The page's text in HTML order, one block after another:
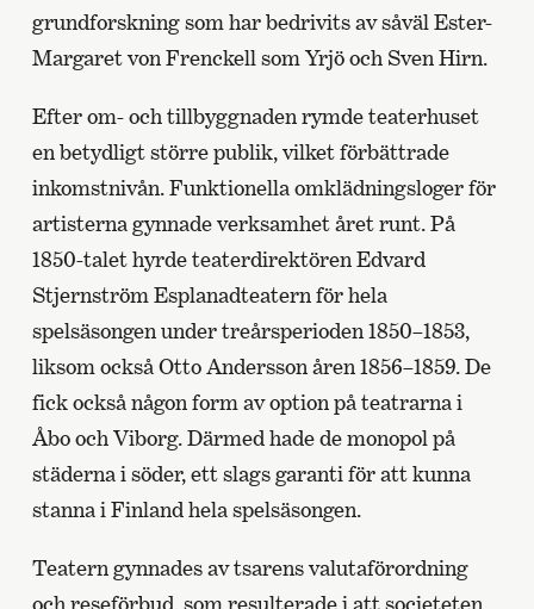
grundforskning som har bedrivits av såväl Ester-
Margaret von Frenckell som Yrjö och Sven Hirn.
Efter om- och tillbyggnaden rymde teaterhuset
en betydligt större publik, vilket förbättrade
inkomstnivån. Funktionella omklädningsloger för
artisterna gynnade verksamhet året runt. På
1850-talet hyrde teaterdirektören Edvard
Stjernström Esplanadteatern för hela
spelsäsongen under treårsperioden 1850–1853,
liksom också Otto Andersson åren 1856–1859. De
fick också någon form av option på teatrarna i
Åbo och Viborg. Därmed hade de monopol på
städerna i söder, ett slags garanti för att kunna
stanna i Finland hela spelsäsongen.
Teatern gynnades av tsarens valutaförordning